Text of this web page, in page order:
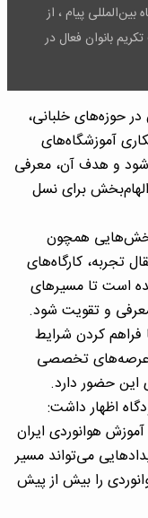
پیام ، از
بانوان فعال در
در حوزه‌های خلبانی،
آموزشگاه‌های
و هدف آن، معرفی
برای نسل
بخش‌هایی همچون
تجربه، کارگاه‌های
است تا مسیرهای
و تقویت شود.
کردن شرایط
عرصه‌های تخصصی
حضور دارد.
اظهار داشت:
آموزش هوانوردی ایران
می‌تواند مسیر
را بیش از پیش